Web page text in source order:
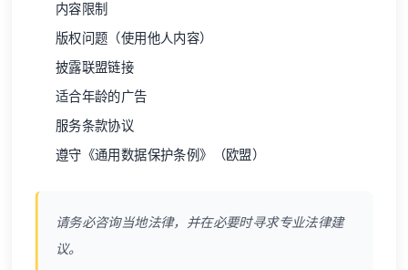
内容限制
版权问题（使用他人内容）
披露联盟链接
适合年龄的广告
服务条款协议
遵守《通用数据保护条例》（欧盟）
请务必咨询当地法律，并在必要时寻求专业法律建
议。